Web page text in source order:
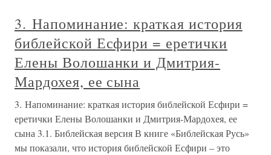
3. Напоминание: краткая история
библейской Есфири = еретички
Елены Волошанки и Дмитрия-
Мардохея, ее сына
3. Напоминание: краткая история библейской Есфири =
еретички Елены Волошанки и Дмитрия-Мардохея, ее
сына 3.1. Библейская версия В книге «Библейская Русь»
мы показали, что история библейской Есфири – это